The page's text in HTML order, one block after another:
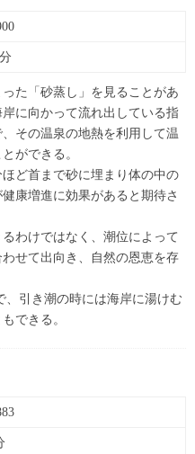
た「砂蒸し」を見ることがあ
に向かって流れ出している指
その温泉の地熱を利用して温
ができる。
ど首まで砂に埋まり体の中の
康増進に効果があると期待さ
わけではなく、潮位によって
せて出向き、自然の恩恵を存
引き潮の時には海岸に湯けむ
できる。